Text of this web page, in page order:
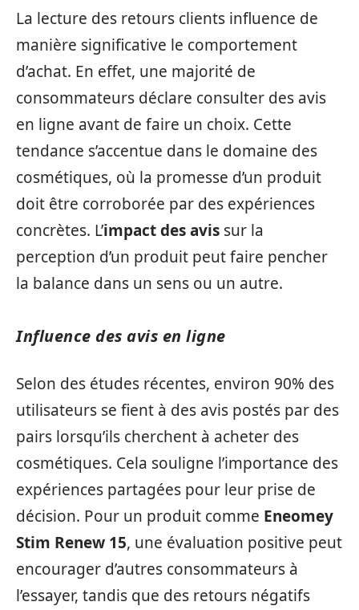
La lecture des retours clients influence de
manière significative le comportement
d’achat. En effet, une majorité de
consommateurs déclare consulter des avis
en ligne avant de faire un choix. Cette
tendance s’accentue dans le domaine des
cosmétiques, où la promesse d’un produit
doit être corroborée par des expériences
concrètes. L’impact des avis sur la
perception d’un produit peut faire pencher
la balance dans un sens ou un autre.
Influence des avis en ligne
Selon des études récentes, environ 90% des
utilisateurs se fient à des avis postés par des
pairs lorsqu’ils cherchent à acheter des
cosmétiques. Cela souligne l’importance des
expériences partagées pour leur prise de
décision. Pour un produit comme Eneomey
Stim Renew 15, une évaluation positive peut
encourager d’autres consommateurs à
l’essayer, tandis que des retours négatifs